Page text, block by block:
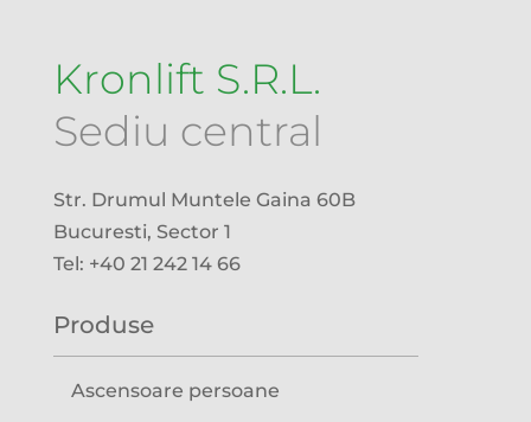
Kronlift S.R.L.
Sediu central
Str. Drumul Muntele Gaina 60B
Bucuresti, Sector 1
Tel: +40 21 242 14 66
Produse
Ascensoare persoane